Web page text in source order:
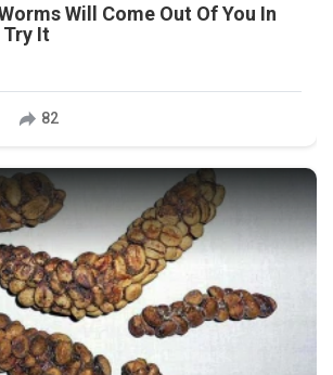
Will Come Out Of You In
It
82